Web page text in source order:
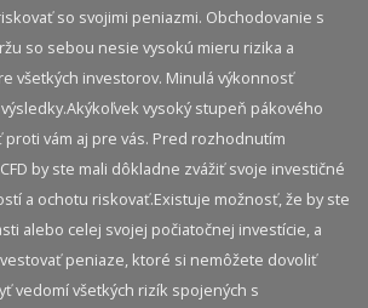
so svojimi peniazmi. Obchodovanie s
so sebou nesie vysokú mieru rizika a
všetkých investorov. Minulá výkonnosť
Akýkoľvek vysoký stupeň pákového
vám aj pre vás. Pred rozhodnutím
by ste mali dôkladne zvážiť svoje investičné
a ochotu riskovať.​ Existuje možnosť, že by ste
alebo celej svojej počiatočnej investície, a
peniaze, ktoré si nemôžete dovoliť
vedomí všetkých rizík spojených s